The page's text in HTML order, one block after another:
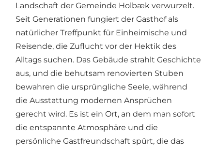
Landschaft der Gemeinde Holbæk verwurzelt.
Seit Generationen fungiert der Gasthof als
natürlicher Treffpunkt für Einheimische und
Reisende, die Zuflucht vor der Hektik des
Alltags suchen. Das Gebäude strahlt Geschichte
aus, und die behutsam renovierten Stuben
bewahren die ursprüngliche Seele, während
die Ausstattung modernen Ansprüchen
gerecht wird. Es ist ein Ort, an dem man sofort
die entspannte Atmosphäre und die
persönliche Gastfreundschaft spürt, die das